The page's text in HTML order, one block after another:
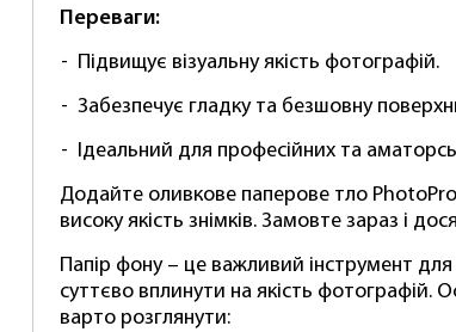
Переваги:
Підвищує візуальну якість фотографій.
Забезпечує гладку та безшовну
Ідеальний для професійних та
Додайте оливкове паперове тло
високу якість знімків. Замовте зараз і
Папір фону – це важливий інструмент
суттєво вплинути на якість фотографій.
варто розглянути: